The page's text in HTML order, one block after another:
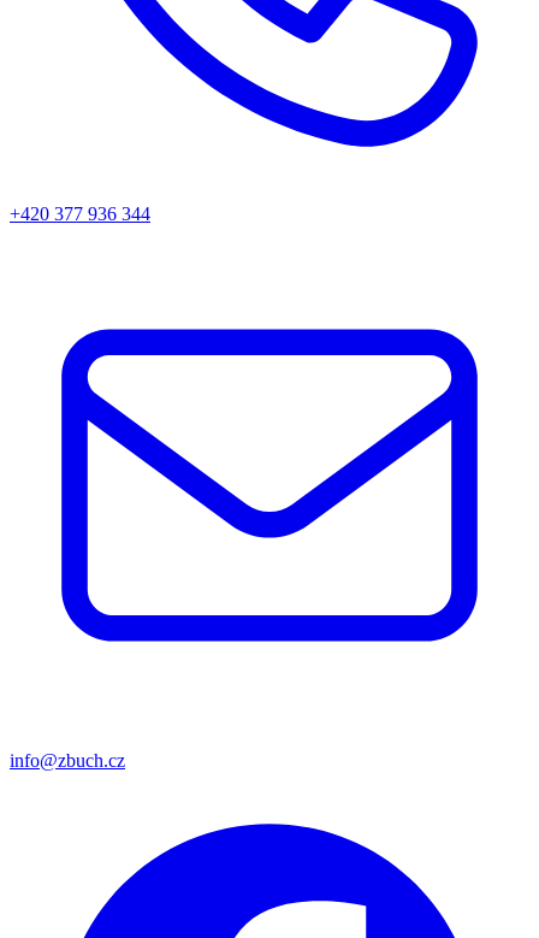
+420 377 936 344
info@zbuch.cz